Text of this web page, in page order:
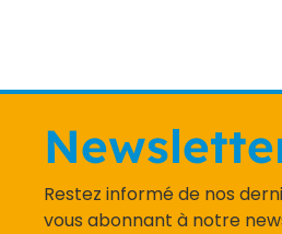
Restez informé de nos
vous abonnant à notre